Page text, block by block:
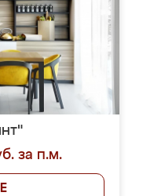
за п.м.